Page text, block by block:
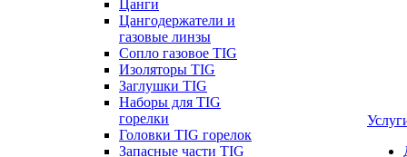
Цанги
Цангодержатели и
газовые линзы
Сопло газовое TIG
Изоляторы TIG
Заглушки TIG
Наборы для TIG
горелки
Головки TIG горелок
Запасные части TIG